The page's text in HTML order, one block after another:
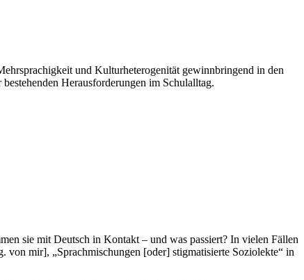
und Kulturheterogenität gewinnbringend in den
Herausforderungen im Schulalltag.
sie mit Deutsch in Kontakt – und was passiert? In vielen Fällen
von mir], „Sprachmischungen [oder] stigmatisierte Soziolekte“ in